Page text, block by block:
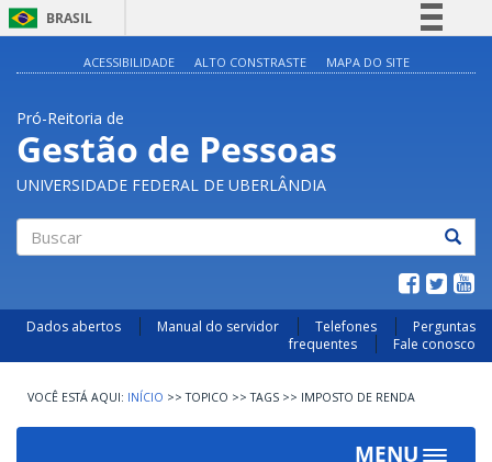
BRASIL
Acesso à informação
Legislação
Canais
ACESSIBILIDADE ALTO CONSTRASTE MAPA DO SITE
Pró-Reitoria de
Gestão de Pessoas
UNIVERSIDADE FEDERAL DE UBERLÂNDIA
Dados abertos Manual do servidor Telefones
Perguntas
frequentes
Fale conosco
INÍCIO >> TOPICO >> TAGS >> IMPOSTO DE RENDA
MENU